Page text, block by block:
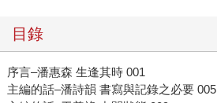
目錄
序言–潘惠森 生逢其時 001
主編的話–潘詩韻 書寫與記錄之必要 005